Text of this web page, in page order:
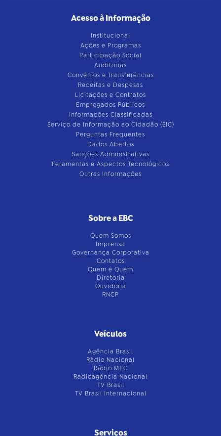
Acesso à Informação
Institucional
Ações e Programas
Participação Social
Auditorias
Convênios e Transferências
Receitas e Despesas
Licitações e Contratos
Empregados Públicos
Informações Classificadas
Serviço de Informação ao Cidadão (SIC)
Perguntas Frequentes
Dados Abertos
Sanções Administrativas
Feramentas e Aspectos Tecnológicos
Outras Informações
Sobre a EBC
Quem Somos
Imprensa
Governança Corporativa
Contatos
Quem é Quem
Diretoria
Ouvidoria
RNCP
Veículos
Agência Brasil
Rádio Nacional
Rádio MEC
Radioagência Nacional
TV Brasil
TV Brasil Internacional
Serviços